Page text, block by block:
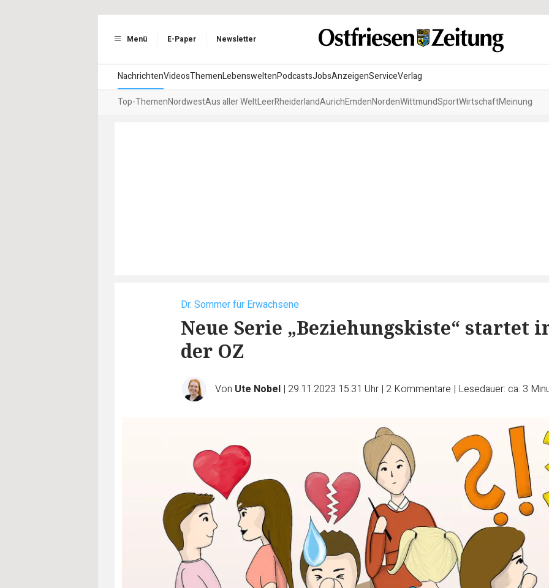
Menü E-Paper Newsletter
NachrichtenVideosThemenLebensweltenPodcastsJobsAnzeigenServiceVerlag
Top-ThemenNordwestAus aller WeltLeerRheiderlandAurichEmdenNordenWittmundSportWirtschaftMeinung
Dr. Sommer für Erwachsene
Neue Serie „Beziehungskiste“ startet
der OZ
Von Ute Nobel | 29.11.2023 15:31 Uhr | 2 Kommentare | Lesedauer: ca. 3